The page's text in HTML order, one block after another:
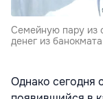
Семейную пару из
денег из
Однако сегодня